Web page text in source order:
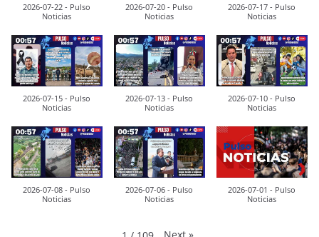
2026-07-22 - Pulso
Noticias
2026-07-20 - Pulso
Noticias
2026-07-17 - Pulso
Noticias
2026-07-15 - Pulso
Noticias
2026-07-13 - Pulso
Noticias
2026-07-10 - Pulso
Noticias
2026-07-08 - Pulso
Noticias
2026-07-06 - Pulso
Noticias
2026-07-01 - Pulso
Noticias